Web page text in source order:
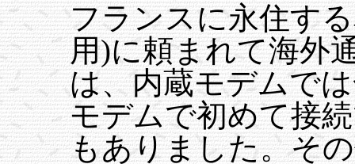
フランスに永住す
用)に頼まれて海外
は、内蔵モデムで
モデムで初めて接
もありました。そ